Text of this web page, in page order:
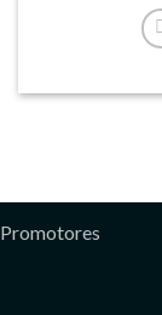
Promotores